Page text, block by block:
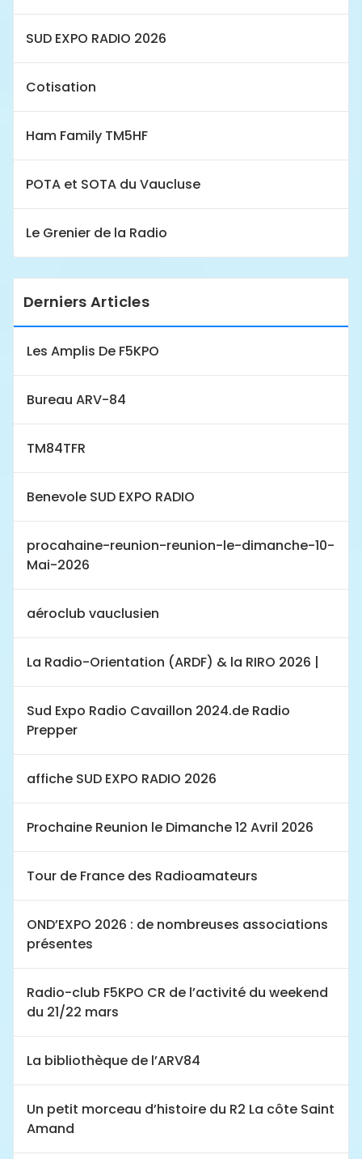
SUD EXPO RADIO 2026
Cotisation
Ham Family TM5HF
POTA et SOTA du Vaucluse
Le Grenier de la Radio
Derniers Articles
Les Amplis De F5KPO
Bureau ARV-84
TM84TFR
Benevole SUD EXPO RADIO
procahaine-reunion-reunion-le-dimanche-10-
Mai-2026
aéroclub vauclusien
La Radio-Orientation (ARDF) & la RIRO 2026 |
Sud Expo Radio Cavaillon 2024.de Radio
Prepper
affiche SUD EXPO RADIO 2026
Prochaine Reunion le Dimanche 12 Avril 2026
Tour de France des Radioamateurs
OND’EXPO 2026 : de nombreuses associations
présentes
Radio-club F5KPO CR de l’activité du weekend
du 21/22 mars
La bibliothèque de l’ARV84
Un petit morceau d’histoire du R2 La côte Saint
Amand